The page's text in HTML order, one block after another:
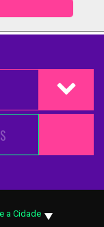
a Cidade